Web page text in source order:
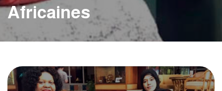
Africaines